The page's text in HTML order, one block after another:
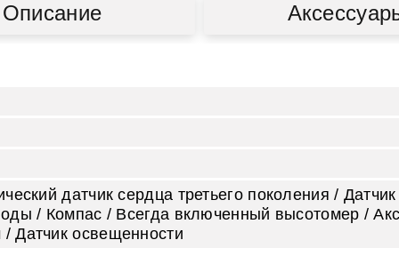
Описание
датчик сердца третьего поколения /
/ Компас / Всегда включенный высотомер /
Датчик освещенности